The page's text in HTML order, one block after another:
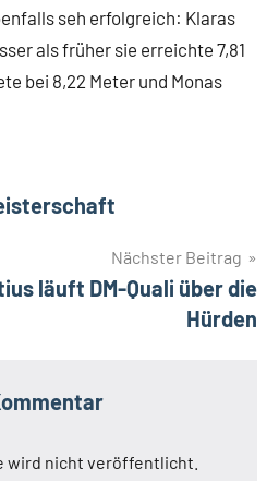
seh erfolgreich: Klaras
als früher sie erreichte 7,81
bei 8,22 Meter und Monas
Nächster Beitrag
läuft DM-Quali über die
Hürden
wird nicht veröffentlicht.